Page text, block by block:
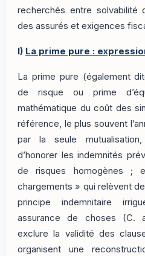
recherchés entre solvabilité
des assurés et exigences
I) La prime pure :
La prime pure (également
de risque ou prime
mathématique du coût des
référence, le plus souvent
par la seule
d’honorer les indemnités
de risques homogènes ;
chargements » qui relèvent
principe indemnitaire
assurance de choses (C.
exclure la validité des
organisent une